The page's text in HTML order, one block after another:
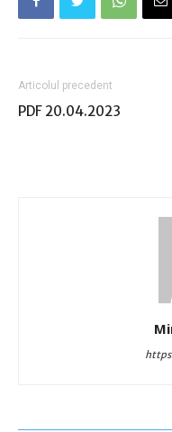
Articolul precedent
PDF 20.04.2023